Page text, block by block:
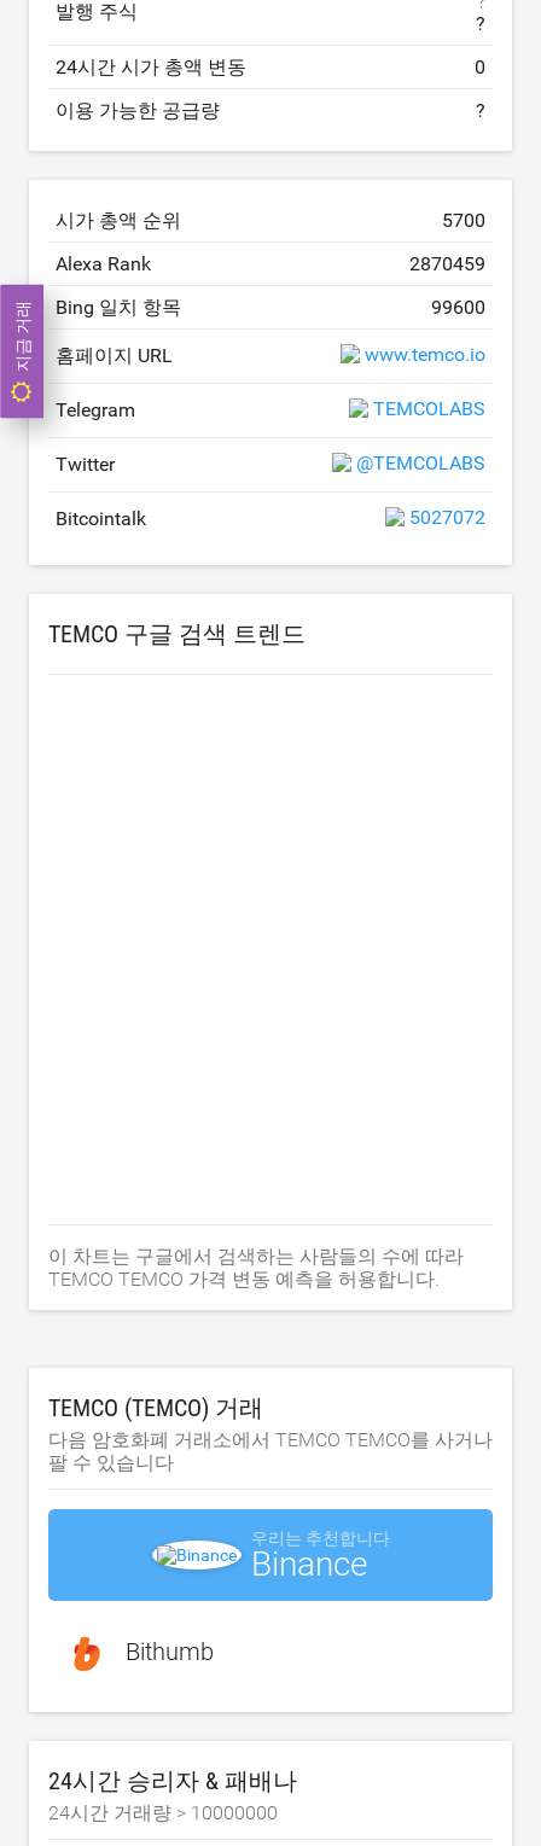
발행 주식
?
24시간 시가 총액 변동
0
이용 가능한 공급량
?
시가 총액 순위
5700
Alexa Rank
2870459
Bing 일치 항목
99600
홈페이지 URL www.temco.io
Telegram TEMCOLABS
Twitter @TEMCOLABS
Bitcointalk 5027072
TEMCO 구글 검색 트렌드
이 차트는 구글에서 검색하는 사람들의 수에 따라
TEMCO TEMCO 가격 변동 예측을 허용합니다.
TEMCO (TEMCO) 거래
다음 암호화폐 거래소에서 TEMCO TEMCO를 사거나
팔 수 있습니다
우리는 추천합니다
Binance
Bithumb
24시간 승리자 & 패배나
24시간 거래량 > 10000000
지금 거래